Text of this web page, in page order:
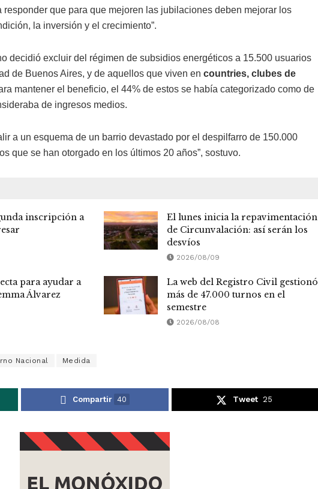
responder que para que mejoren las jubilaciones deben mejorar los
la inversión y el crecimiento”.
decidió excluir del régimen de subsidios energéticos a 15.500 usuarios
de Buenos Aires, y de aquellos que viven en countries, clubes de
mantener el beneficio, el 44% de estos se había categorizado como de
de ingresos medios.
a un esquema de un barrio devastado por el despilfarro de 150.000
que se han otorgado en los últimos 20 años”, sostuvo.
inscripción a
El lunes inicia la repavimentación
de Circunvalación: así serán los
desvíos
2026/08/09
para ayudar a
Álvarez
La web del Registro Civil gestionó
más de 47.000 turnos en el
semestre
2026/08/08
Nacional Medida
Compartir 40 Tweet 25